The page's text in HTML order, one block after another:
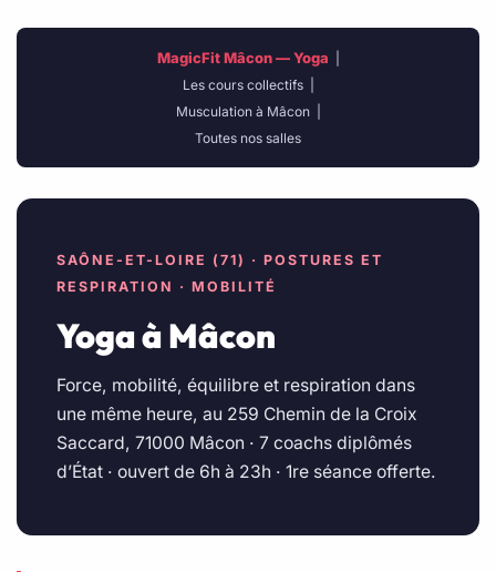
MagicFit Mâcon — Yoga
Les cours collectifs|
Musculation à Mâcon|
Toutes nos salles
SAÔNE-ET-LOIRE (71) · POSTURES ET
RESPIRATION · MOBILITÉ
Yoga à Mâcon
Force, mobilité, équilibre et respiration dans
une même heure, au 259 Chemin de la Croix
Saccard, 71000 Mâcon · 7 coachs diplômés
d’État · ouvert de 6h à 23h · 1re séance offerte.